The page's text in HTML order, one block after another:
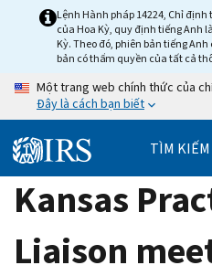
Lệnh Hành pháp 14224, Chỉ
của Hoa Kỳ, quy định tiếng Anh
Kỳ. Theo đó, phiên bản tiếng
bản có thẩm quyền của tất cả
Một trang web chính thức của
Đây là cách bạn biết
TÌM KIẾM
Kansas
Liaison